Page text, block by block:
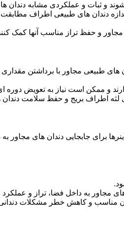
و ثبات و عملکردی مشابه دندان
دندان های طبیعی اطراف مطابقت
مجاور و حفظ تراز مناسب آنها کمک
‌های طبیعی مجاور با برداشتن
و ممکن است نیاز به تعویض
لثه اطراف بریج و حفظ سلامت
برای جابجایی دندان های
مجاور به داخل فضا، تراز و عملکرد
مناسب و کاهش خطر مشکلات دندانی